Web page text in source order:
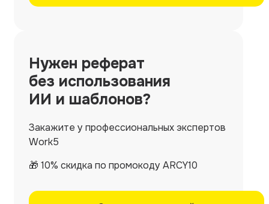
Нужен реферат
без использования
ИИ и шаблонов?
Закажите у профессиональных экспертов
Work5
🎁 10% скидка по промокоду ARCY10